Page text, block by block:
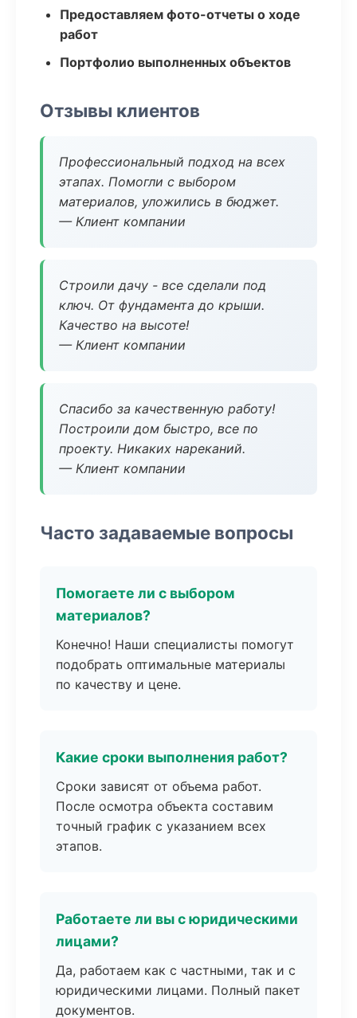
Предоставляем фото-отчеты о ходе
работ
Портфолио выполненных объектов
Отзывы клиентов
Профессиональный подход на всех
этапах. Помогли с выбором
материалов, уложились в бюджет.
— Клиент компании
Строили дачу - все сделали под
ключ. От фундамента до крыши.
Качество на высоте!
— Клиент компании
Спасибо за качественную работу!
Построили дом быстро, все по
проекту. Никаких нареканий.
— Клиент компании
Часто задаваемые вопросы
Помогаете ли с выбором
материалов?
Конечно! Наши специалисты помогут
подобрать оптимальные материалы
по качеству и цене.
Какие сроки выполнения работ?
Сроки зависят от объема работ.
После осмотра объекта составим
точный график с указанием всех
этапов.
Работаете ли вы с юридическими
лицами?
Да, работаем как с частными, так и с
юридическими лицами. Полный пакет
документов.